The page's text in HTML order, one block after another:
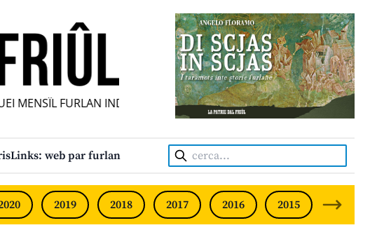
FURLAN INDIPENDENT • INDEPENDENT FRIULIAN MONTHLY •
Links: web par furlan Cerca:
2019 2018 2017 2016 2015 2014